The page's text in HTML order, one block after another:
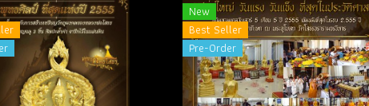
New
Best Seller
Pre-Order